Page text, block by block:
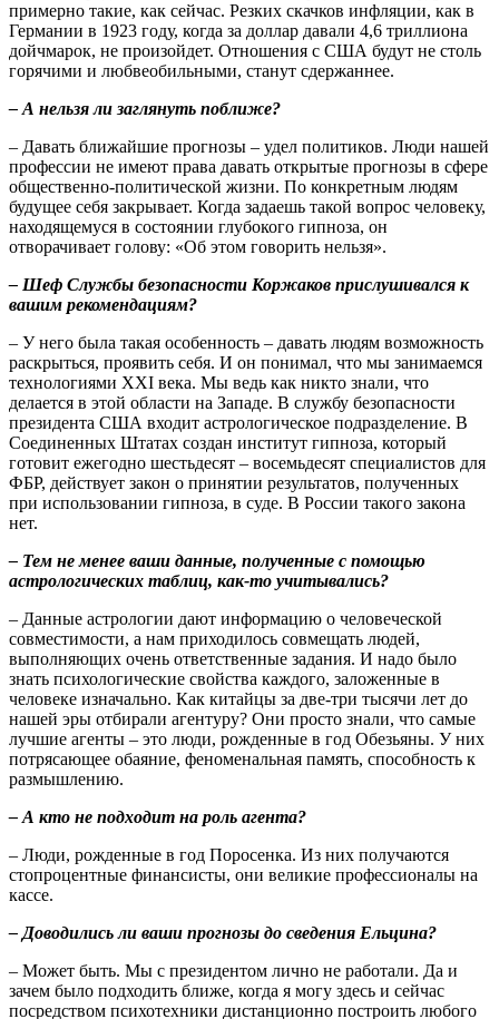
примерно такие, как сейчас. Резких скачков инфляции, как в
Германии в 1923 году, когда за доллар давали 4,6 триллиона
дойчмарок, не произойдет. Отношения с США будут не столь
горячими и любвеобильными, станут сдержаннее.
– А нельзя ли заглянуть поближе?
– Давать ближайшие прогнозы – удел политиков. Люди нашей
профессии не имеют права давать открытые прогнозы в сфере
общественно-политической жизни. По конкретным людям
будущее себя закрывает. Когда задаешь такой вопрос человеку,
находящемуся в состоянии глубокого гипноза, он
отворачивает голову: «Об этом говорить нельзя».
– Шеф Службы безопасности Коржаков прислушивался к
вашим рекомендациям?
– У него была такая особенность – давать людям возможность
раскрыться, проявить себя. И он понимал, что мы занимаемся
технологиями ХХI века. Мы ведь как никто знали, что
делается в этой области на Западе. В службу безопасности
президента США входит астрологическое подразделение. В
Соединенных Штатах создан институт гипноза, который
готовит ежегодно шестьдесят – восемьдесят специалистов для
ФБР, действует закон о принятии результатов, полученных
при использовании гипноза, в суде. В России такого закона
нет.
– Тем не менее ваши данные, полученные с помощью
астрологических таблиц, как-то учитывались?
– Данные астрологии дают информацию о человеческой
совместимости, а нам приходилось совмещать людей,
выполняющих очень ответственные задания. И надо было
знать психологические свойства каждого, заложенные в
человеке изначально. Как китайцы за две-три тысячи лет до
нашей эры отбирали агентуру? Они просто знали, что самые
лучшие агенты – это люди, рожденные в год Обезьяны. У них
потрясающее обаяние, феноменальная память, способность к
размышлению.
– А кто не подходит на роль агента?
– Люди, рожденные в год Поросенка. Из них получаются
стопроцентные финансисты, они великие профессионалы на
кассе.
– Доводились ли ваши прогнозы до сведения Ельцина?
– Может быть. Мы с президентом лично не работали. Да и
зачем было подходить ближе, когда я могу здесь и сейчас
посредством психотехники дистанционно построить любого